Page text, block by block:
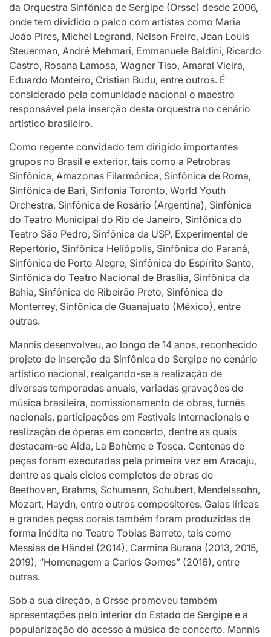
da Orquestra Sinfônica de Sergipe (Orsse) desde 2006,
onde tem dividido o palco com artistas como Maria
João Pires, Michel Legrand, Nelson Freire, Jean Louis
Steuerman, André Mehmari, Emmanuele Baldini, Ricardo
Castro, Rosana Lamosa, Wagner Tiso, Amaral Vieira,
Eduardo Monteiro, Cristian Budu, entre outros. É
considerado pela comunidade nacional o maestro
responsável pela inserção desta orquestra no cenário
artístico brasileiro.
Como regente convidado tem dirigido importantes
grupos no Brasil e exterior, tais como a Petrobras
Sinfônica, Amazonas Filarmônica, Sinfônica de Roma,
Sinfônica de Bari, Sinfonia Toronto, World Youth
Orchestra, Sinfônica de Rosário (Argentina), Sinfônica
do Teatro Municipal do Rio de Janeiro, Sinfônica do
Teatro São Pedro, Sinfônica da USP, Experimental de
Repertório, Sinfônica Heliópolis, Sinfônica do Paraná,
Sinfônica de Porto Alegre, Sinfônica do Espírito Santo,
Sinfônica do Teatro Nacional de Brasília, Sinfônica da
Bahia, Sinfônica de Ribeirão Preto, Sinfônica de
Monterrey, Sinfônica de Guanajuato (México), entre
outras.
Mannis desenvolveu, ao longo de 14 anos, reconhecido
projeto de inserção da Sinfônica do Sergipe no cenário
artístico nacional, realçando-se a realização de
diversas temporadas anuais, variadas gravações de
música brasileira, comissionamento de obras, turnês
nacionais, participações em Festivais Internacionais e
realização de óperas em concerto, dentre as quais
destacam-se Aida, La Bohème e Tosca. Centenas de
peças foram executadas pela primeira vez em Aracaju,
dentre as quais ciclos completos de obras de
Beethoven, Brahms, Schumann, Schubert, Mendelssohn,
Mozart, Haydn, entre outros compositores. Galas líricas
e grandes peças corais também foram produzidas de
forma inédita no Teatro Tobias Barreto, tais como
Messias de Händel (2014), Carmina Burana (2013, 2015,
2019), “Homenagem a Carlos Gomes” (2016), entre
outras.
Sob a sua direção, a Orsse promoveu também
apresentações pelo interior do Estado de Sergipe e a
popularização do acesso à música de concerto. Mannis